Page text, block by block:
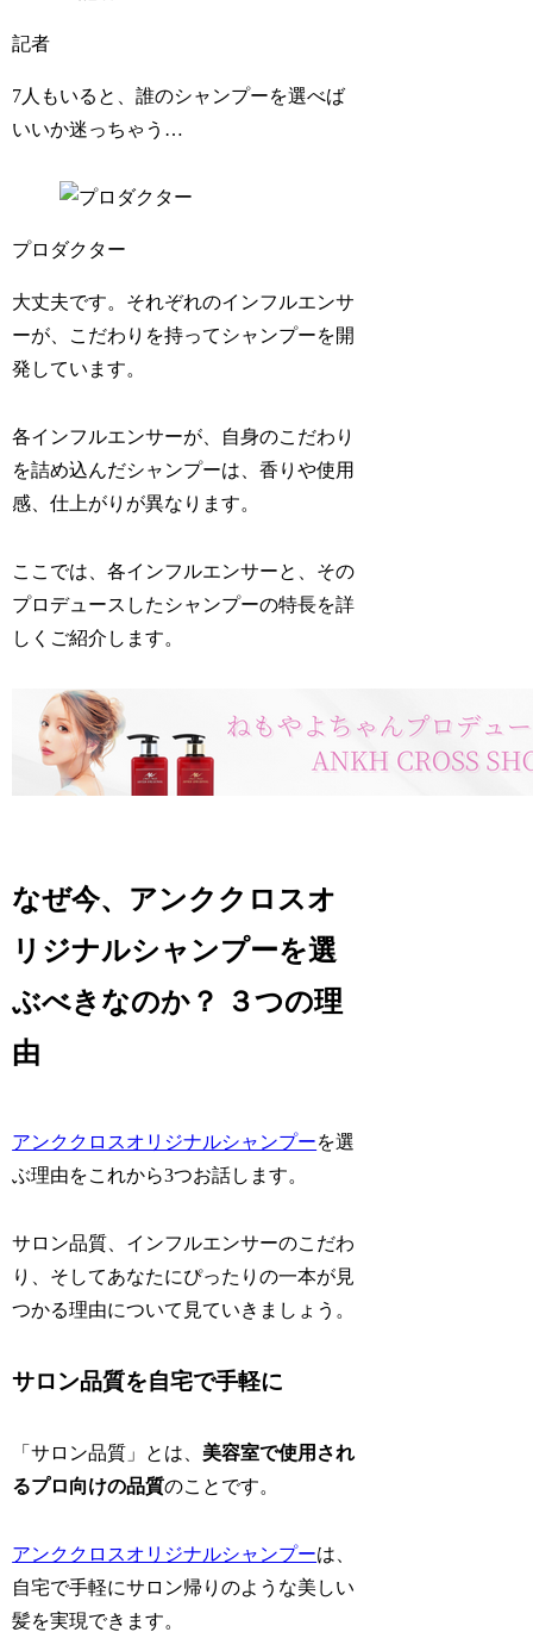
記者
7人もいると、誰のシャンプーを選べば
いいか迷っちゃう…
プロダクター
大丈夫です。それぞれのインフルエンサ
ーが、こだわりを持ってシャンプーを開
発しています。
各インフルエンサーが、自身のこだわり
を詰め込んだシャンプーは、香りや使用
感、仕上がりが異なります。
ここでは、各インフルエンサーと、その
プロデュースしたシャンプーの特長を詳
しくご紹介します。
なぜ今、アンククロスオ
リジナルシャンプーを選
ぶべきなのか？ ３つの理
由
アンククロスオリジナルシャンプーを選
ぶ理由をこれから3つお話します。
サロン品質、インフルエンサーのこだわ
り、そしてあなたにぴったりの一本が見
つかる理由について見ていきましょう。
サロン品質を自宅で手軽に
「サロン品質」とは、 美容室で使用され
るプロ向けの品質のことです。
アンククロスオリジナルシャンプーは、
自宅で手軽にサロン帰りのような美しい
髪を実現できます。